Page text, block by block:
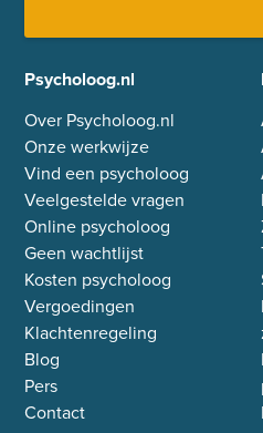
Psycholoog.nl
Over Psycholoog.nl
Onze werkwijze
Vind een psycholoog
Veelgestelde vragen
Online psycholoog
Geen wachtlijst
Kosten psycholoog
Vergoedingen
Klachtenregeling
Blog
Pers
Contact